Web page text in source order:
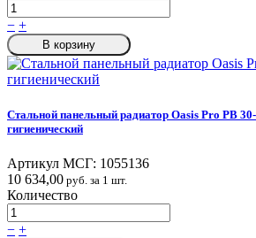
− +
В корзину
Стальной панельный радиатор Oasis Pro PB
гигиенический
Артикул МСГ: 1055136
10 634,00 руб. за 1 шт.
Количество
− +